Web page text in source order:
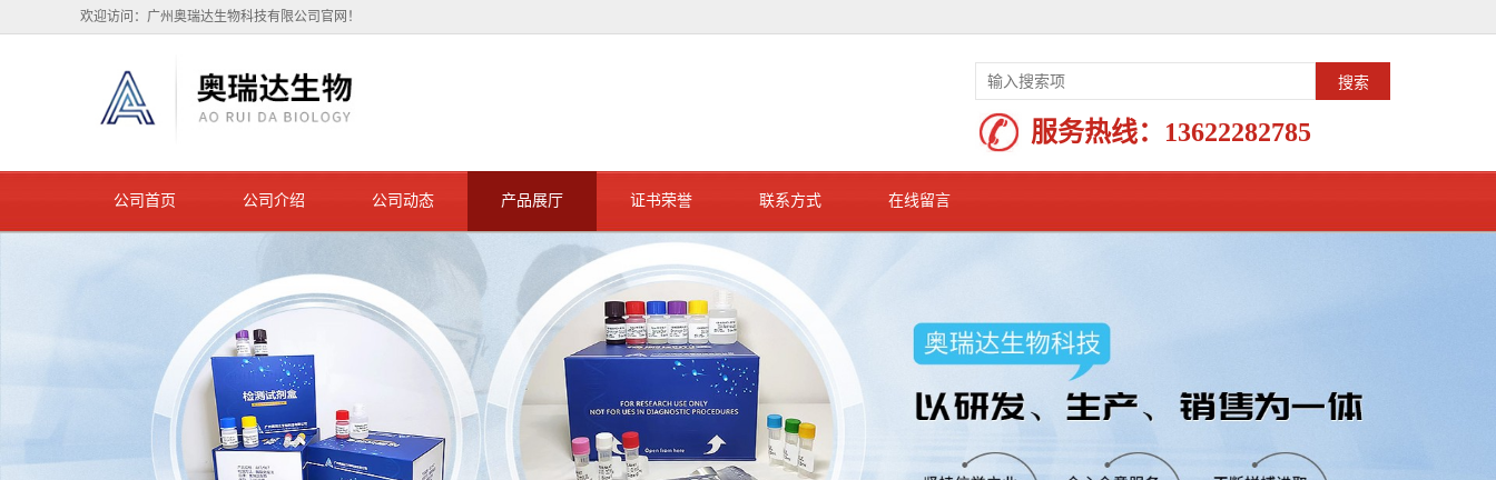
欢迎访问：广州奥瑞达生物科技有限公司官网！
服务热线： 13622282785
公司首页 公司介绍 公司动态 产品展厅 证书荣誉 联系方式 在线留言